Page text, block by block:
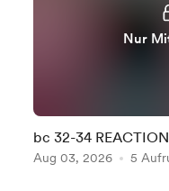
Nur
bc 32-34
Aug 03, 2026 5